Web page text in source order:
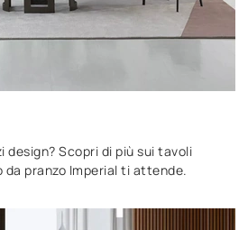
design? Scopri di più sui tavoli
da pranzo Imperial ti attende.